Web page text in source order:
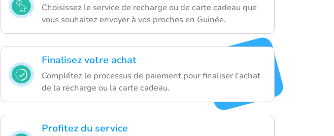
Choisissez le service de recharge ou de carte cadeau que
vous souhaitez envoyer à vos proches en Guinée.
Finalisez votre achat
Complétez le processus de paiement pour finaliser l'achat
de la recharge ou la carte cadeau.
Profitez du service